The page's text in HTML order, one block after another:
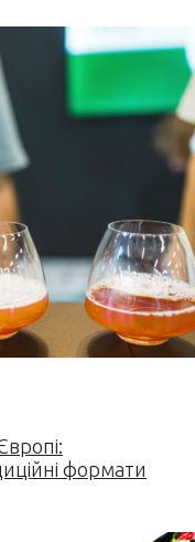
формати